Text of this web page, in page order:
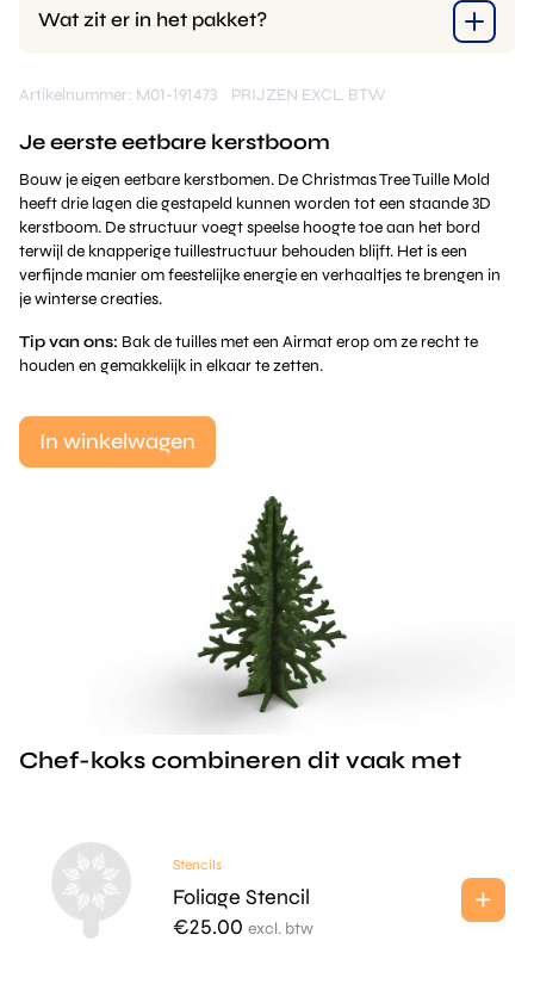
Wat zit er in het pakket?
Artikelnummer: M01-191473 PRIJZEN EXCL. BTW
Je eerste eetbare kerstboom
Bouw je eigen eetbare kerstbomen. De Christmas Tree Tuille Mold
heeft drie lagen die gestapeld kunnen worden tot een staande 3D
kerstboom. De structuur voegt speelse hoogte toe aan het bord
terwijl de knapperige tuillestructuur behouden blijft. Het is een
verfijnde manier om feestelijke energie en verhaaltjes te brengen in
je winterse creaties.
Tip van ons: Bak de tuilles met een Airmat erop om ze recht te
houden en gemakkelijk in elkaar te zetten.
In winkelwagen
Chef-koks combineren dit vaak met
Stencils
Foliage Stencil
€25.00 excl. btw